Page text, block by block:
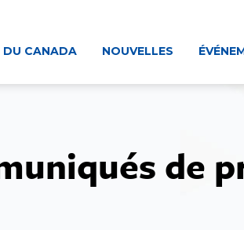
DU CANADA NOUVELLES
de